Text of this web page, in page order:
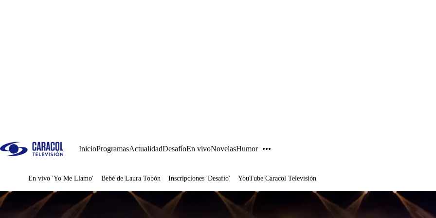
InicioProgramasActualidadDesafíoEn vivoNovelasHumor
Juegos
En vivo 'Yo Me Llamo' Bebé de Laura Tobón Inscripciones 'Desafío' YouTube Caracol Televisión